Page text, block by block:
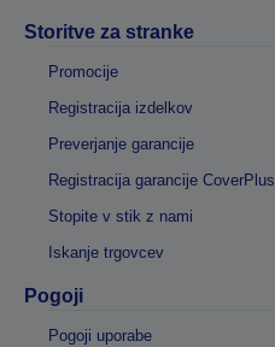
Storitve za stranke
Promocije
Registracija izdelkov
Preverjanje garancije
Registracija garancije CoverPlus
Stopite v stik z nami
Iskanje trgovcev
Pogoji
Pogoji uporabe